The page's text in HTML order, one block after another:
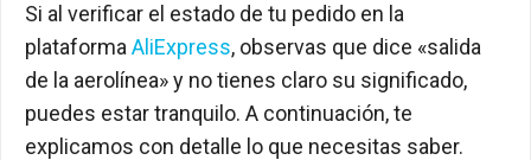
Si al verificar el estado de tu pedido en la
plataforma AliExpress, observas que dice «salida
de la aerolínea» y no tienes claro su significado,
puedes estar tranquilo. A continuación, te
explicamos con detalle lo que necesitas saber.